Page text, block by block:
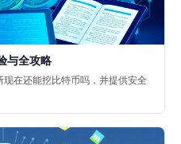
与全攻略
在还能挖比特币吗，并提供安全